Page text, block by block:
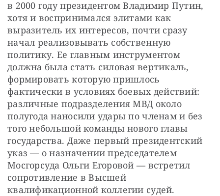
в 2000 году президентом Владимир Путин,
хотя и воспринимался элитами как
выразитель их интересов, почти сразу
начал реализовывать собственную
политику. Ее главным инструментом
должна была стать силовая вертикаль,
формировать которую пришлось
фактически в условиях боевых действий:
различные подразделения МВД около
полугода наносили удары по членам и без
того небольшой команды нового главы
государства. Даже первый президентский
указ — о назначении председателем
Мосгорсуда Ольги Егоровой — встретил
сопротивление в Высшей
квалификационной коллегии судей.